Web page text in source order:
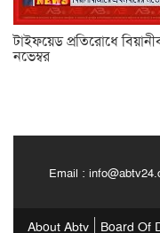
টাইফয়েড প্রতিরোধে
নভেম্বর
Email :
About Abtv Board Of